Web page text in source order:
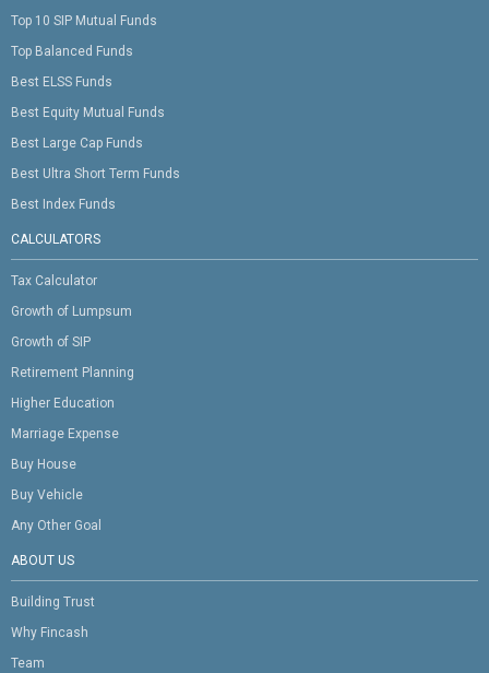
Top 10 SIP Mutual Funds
Top Balanced Funds
Best ELSS Funds
Best Equity Mutual Funds
Best Large Cap Funds
Best Ultra Short Term Funds
Best Index Funds
CALCULATORS
Tax Calculator
Growth of Lumpsum
Growth of SIP
Retirement Planning
Higher Education
Marriage Expense
Buy House
Buy Vehicle
Any Other Goal
ABOUT US
Building Trust
Why Fincash
Team